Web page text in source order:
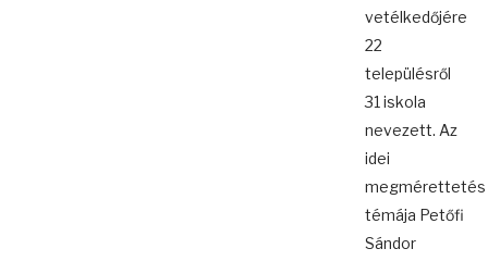
vetélkedőjére
22
településről
31 iskola
nevezett. Az
idei
megmérettetés
témája Petőfi
Sándor